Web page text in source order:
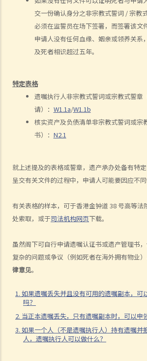
交一份确认身分之非宗教式誓词 / 宗教
必须在监誓员在场下签署，而签署该文
申请人没有任何血缘、姻亲或领养关系
及死者相识超过五年。
特定表格
遗嘱执行人非宗教式誓词或宗教式誓章
请）： W1.1a/W1.1b
核实资产及负债清单非宗教式誓词或宗
书）： N2.1
就上述提及的表格或誓章，遗产承办处备有特
呈交有关文件的过程中，申请人可能要因应不同
有关表格的样本，可于香港金钟道 38 号高等法
处索取，或于司法机构网页下载。
虽然阁下可自行申请遗嘱认证书或遗产管理书
复杂的问题或争议（例如死者在海外拥有物业
律意见。
1. 如果遗嘱丢失并且没有可用的遗嘱副本，可
吗？
2. 当正本遗嘱丢失，只有遗嘱副本时，可以申
3. 如果一个人（不是遗嘱执行人）持有遗嘱并
人，遗嘱执行人可以做什么？
1. 办理死亡登记
2. 寻找死者的遗嘱及检查其银行保险箱
1. 如何可以检视死者的银行保险箱？
及拟备清单？
3. 授予遗嘱认证
1. 如果遗嘱执行人失踪或拒绝履行职责的话，可
何放弃遗嘱认证的权利？
1. 如果遗嘱丢失并且没有可用的遗嘱副本，可
吗？
3. 如果一个人（不是遗嘱执行人）持有遗嘱并
人，遗嘱执行人可以做什么？
1. 资格
1. 如果有人根据优先次序中有权获得遗产管理书
请遗产管理书。另一个人可以申请吗？他需要做
2. 我父亲的表亲去世前没有订立遗嘱。他未婚，